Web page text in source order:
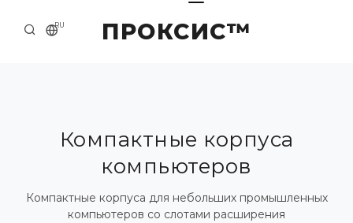
ПРОКСИС™
RU
О КОМПАНИИ
ПРИМЕРЫ И РЕШЕНИЯ
КАТАЛОГ ПРОДУКЦИИ
Компактные корпуса
компьютеров
Компактные корпуса для небольших промышленных
компьютеров со слотами расширения